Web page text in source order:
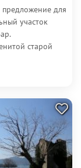
для
участок
старой